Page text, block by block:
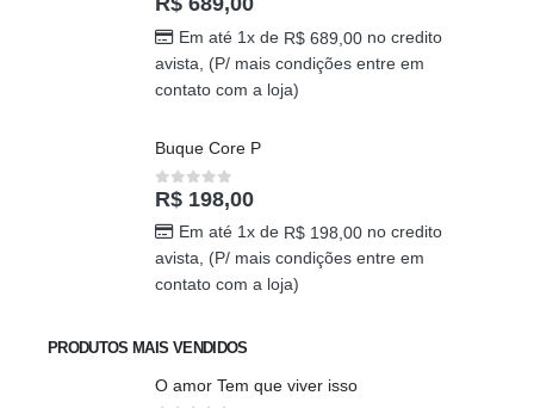
caixa surpresa You
0out of 5
R$689,00
avista, (P/ mais condições entre em
contato com a loja)
Buque Core P
0out of 5
R$198,00
avista, (P/ mais condições entre em
contato com a loja)